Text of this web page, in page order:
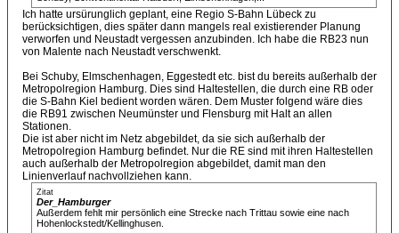
Ich hatte ursürunglich geplant, eine Regio S-Bahn Lübeck zu
berücksichtigen, dies später dann mangels real existierender Planung
verworfen und Neustadt vergessen anzubinden. Ich habe die RB23 nun
von Malente nach Neustadt verschwenkt.
Bei Schuby, Elmschenhagen, Eggestedt etc. bist du bereits außerhalb der
Metropolregion Hamburg. Dies sind Haltestellen, die durch eine RB oder
die S-Bahn Kiel bedient worden wären. Dem Muster folgend wäre dies
die RB91 zwischen Neumünster und Flensburg mit Halt an allen
Stationen.
Die ist aber nicht im Netz abgebildet, da sie sich außerhalb der
Metropolregion Hamburg befindet. Nur die RE sind mit ihren Haltestellen
auch außerhalb der Metropolregion abgebildet, damit man den
Linienverlauf nachvollziehen kann.
Zitat
Der_Hamburger
Außerdem fehlt mir persönlich eine Strecke nach Trittau sowie eine nach
Hohenlockstedt/Kellinghusen.